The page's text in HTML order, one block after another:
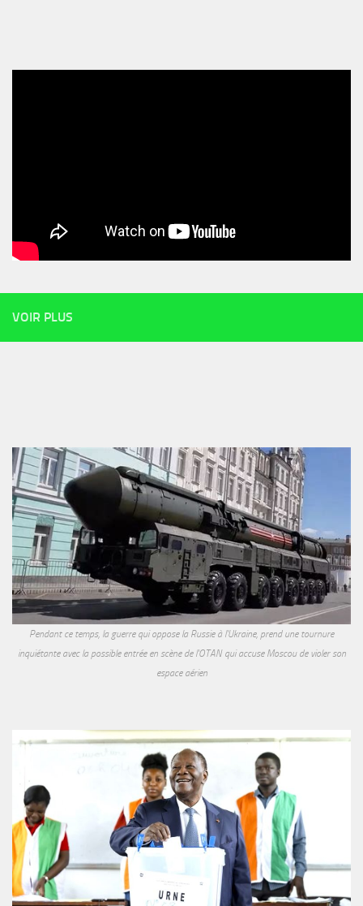
VOIR PLUS
Pendant ce temps, la guerre qui oppose la Russie à l'Ukraine, prend une tournure
inquiétante avec la possible entrée en scène de l'OTAN qui accuse Moscou de violer son
espace aérien